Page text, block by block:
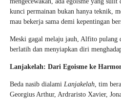
kunci permainan bukan hanya teknik,
mau bekerja sama demi kepentingan
Meski gagal melaju jauh, Alfito pulang
berlatih dan menyiapkan diri
Lanjakelah: Dari Egoisme ke
Beda nasib dialami Lanjakelah , tim
Georgius Arthur, Ardraristo Xavier,